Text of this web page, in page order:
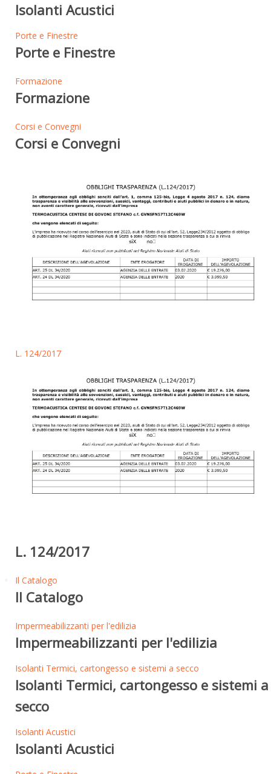
Isolanti Acustici
Porte e Finestre
Porte e Finestre
Formazione
Formazione
Corsi e Convegni
Corsi e Convegni
L. 124/2017
L. 124/2017
Il Catalogo
Il Catalogo
Impermeabilizzanti per l'edilizia
Impermeabilizzanti per l'edilizia
Isolanti Termici, cartongesso e sistemi a secco
Isolanti Termici, cartongesso e sistemi a
secco
Isolanti Acustici
Isolanti Acustici